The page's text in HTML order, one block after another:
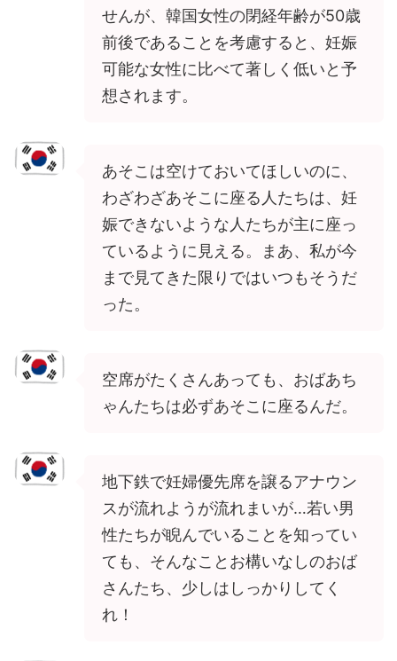
せんが、韓国女性の閉経年齢が50歳
前後であることを考慮すると、妊娠
可能な女性に比べて著しく低いと予
想されます。
あそこは空けておいてほしいのに、
わざわざあそこに座る人たちは、妊
娠できないような人たちが主に座っ
ているように見える。まあ、私が今
まで見てきた限りではいつもそうだ
った。
空席がたくさんあっても、おばあち
ゃんたちは必ずあそこに座るんだ。
地下鉄で妊婦優先席を譲るアナウン
スが流れようが流れまいが…若い男
性たちが睨んでいることを知ってい
ても、そんなことお構いなしのおば
さんたち、少しはしっかりしてく
れ！